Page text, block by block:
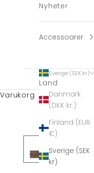
Nyheter
Accessoarer
Sverige (SEK kr)
Land
Danmark
(DKK kr.)
Finland (EUR
€)
Sverige (SEK
kr)
Varukorg